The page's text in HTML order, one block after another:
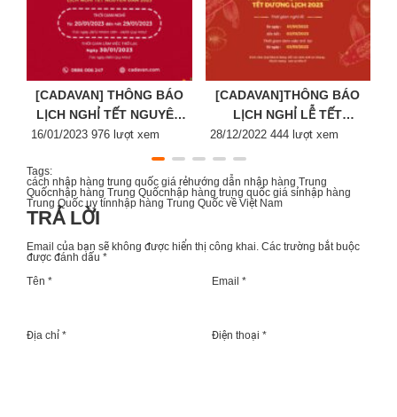
[CADAVAN] THÔNG BÁO
LỊCH NGHỈ TẾT NGUYÊN
ĐÁN 2023
Posted
16/01/2023 976 lượt xem
[CADAVAN]THÔNG BÁO
LỊCH NGHỈ LỄ TẾT
DƯƠNG LỊCH 2023
Posted
28/12/2022 444 lượt xem
Tags:
cách nhập hàng trung quốc giá rẻhướng dẫn nhập hàng Trung
Quốcnhập hàng Trung Quốcnhập hàng trung quốc giá sỉnhập hàng
Trung Quốc uy tínnhập hàng Trung Quốc về Việt Nam
TRẢ LỜI
Email của bạn sẽ không được hiển thị công khai. Các trường bắt buộc
được đánh dấu *
Tên *
Email *
Địa chỉ * Điện thoại *